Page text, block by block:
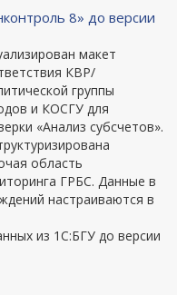
8» до версии
макет
КВР/
группы
и КОСГУ для
«Анализ субсчетов».
область
ГРБС. Данные в
настраиваются в
из 1С:БГУ до версии